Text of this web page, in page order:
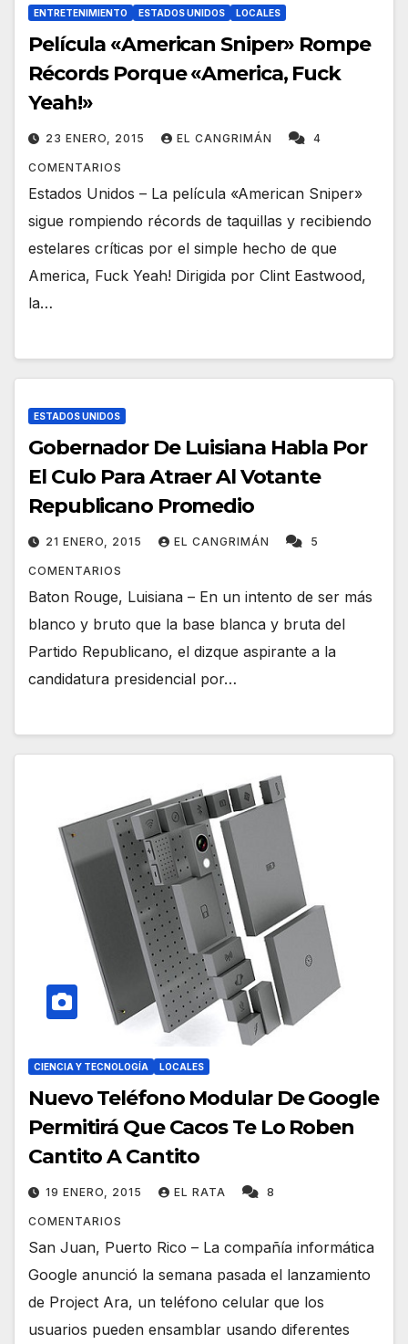
ENTRETENIMIENTO ESTADOS UNIDOS LOCALES
Película «American Sniper» Rompe
Récords Porque «America, Fuck
Yeah!»
23 ENERO, 2015 EL CANGRIMÁN 4
COMENTARIOS
Estados Unidos – La película «American Sniper»
sigue rompiendo récords de taquillas y recibiendo
estelares críticas por el simple hecho de que
America, Fuck Yeah! Dirigida por Clint Eastwood,
la…
ESTADOS UNIDOS
Gobernador De Luisiana Habla Por
El Culo Para Atraer Al Votante
Republicano Promedio
21 ENERO, 2015 EL CANGRIMÁN 5
COMENTARIOS
Baton Rouge, Luisiana – En un intento de ser más
blanco y bruto que la base blanca y bruta del
Partido Republicano, el dizque aspirante a la
candidatura presidencial por…
CIENCIA Y TECNOLOGÍA LOCALES
Nuevo Teléfono Modular De Google
Permitirá Que Cacos Te Lo Roben
Cantito A Cantito
19 ENERO, 2015 EL RATA 8
COMENTARIOS
San Juan, Puerto Rico – La compañía informática
Google anunció la semana pasada el lanzamiento
de Project Ara, un teléfono celular que los
usuarios pueden ensamblar usando diferentes